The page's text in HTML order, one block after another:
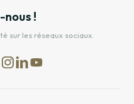
nous !
sur les réseaux sociaux.